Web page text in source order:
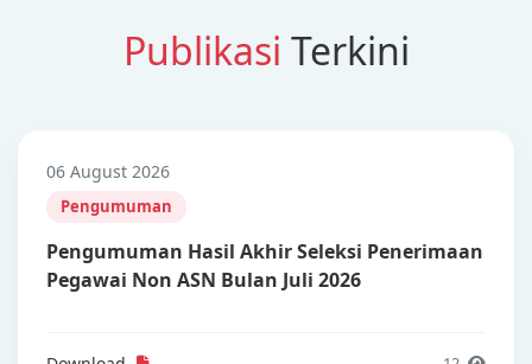
Publikasi Terkini
06 August 2026
Pengumuman
Pengumuman Hasil Akhir Seleksi Penerimaan
Pegawai Non ASN Bulan Juli 2026